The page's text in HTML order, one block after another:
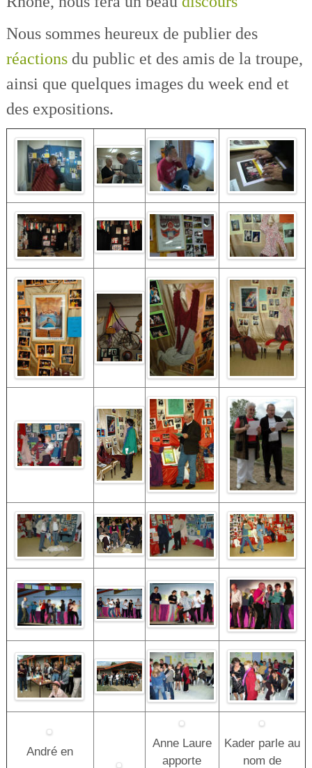
Nous sommes heureux de publier des
réactions du public et des amis de la troupe,
ainsi que quelques images du week end et
des expositions.
André en
Anne Laure
apporte
Kader parle au
nom de